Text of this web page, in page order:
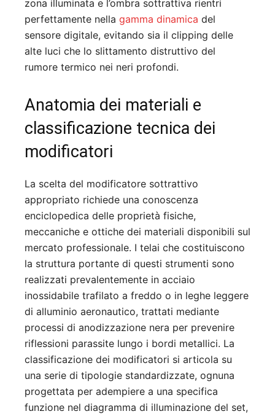
zona illuminata e l’ombra sottrattiva rientri
perfettamente nella gamma dinamica del
sensore digitale, evitando sia il clipping delle
alte luci che lo slittamento distruttivo del
rumore termico nei neri profondi.
Anatomia dei materiali e
classificazione tecnica dei
modificatori
La scelta del modificatore sottrattivo
appropriato richiede una conoscenza
enciclopedica delle proprietà fisiche,
meccaniche e ottiche dei materiali disponibili sul
mercato professionale. I telai che costituiscono
la struttura portante di questi strumenti sono
realizzati prevalentemente in acciaio
inossidabile trafilato a freddo o in leghe leggere
di alluminio aeronautico, trattati mediante
processi di anodizzazione nera per prevenire
riflessioni parassite lungo i bordi metallici. La
classificazione dei modificatori si articola su
una serie di tipologie standardizzate, ognuna
progettata per adempiere a una specifica
funzione nel diagramma di illuminazione del set,